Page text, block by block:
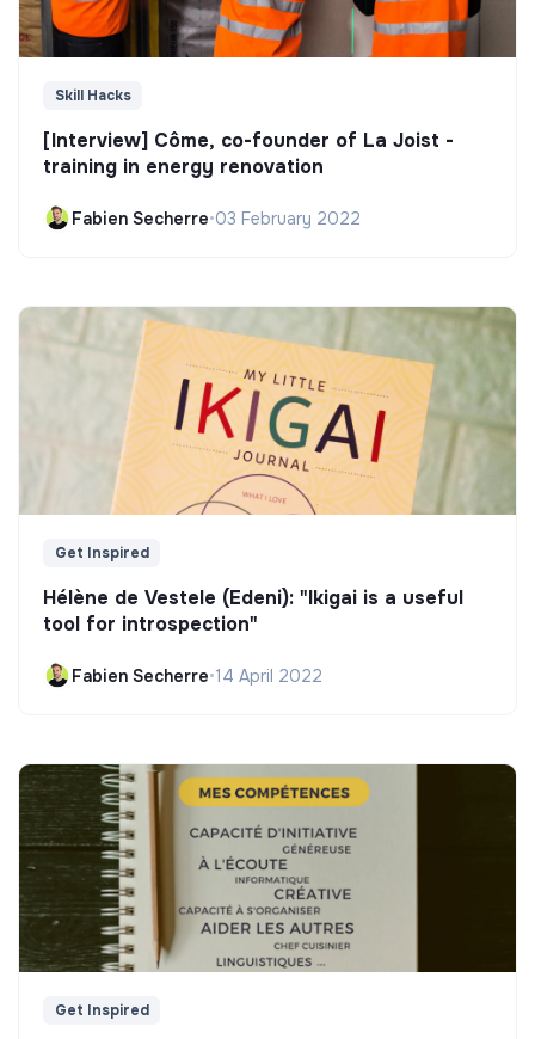
Skill Hacks
[Interview] Côme, co-founder of La Joist -
training in energy renovation
Fabien Secherre•03 February 2022
Get Inspired
Hélène de Vestele (Edeni): "Ikigai is a useful
tool for introspection"
Fabien Secherre•14 April 2022
Get Inspired